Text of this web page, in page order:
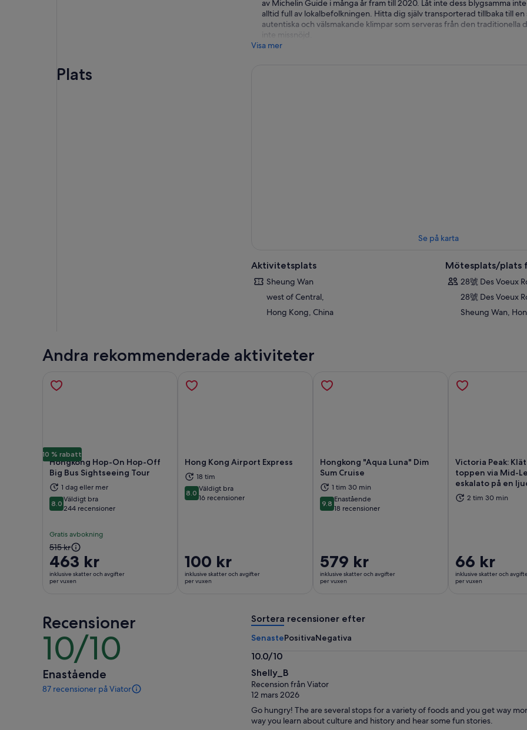
av Michelin Guide i många år fram till 2020. Låt inte dess blygsamma
alltid full av lokalbefolkningen. Hitta dig själv transporterad tillbaka till
autentiska och välsmakande klimpar som serveras från den traditionella
inte missnöjd.
Visa mer
Plats
Se på karta
Aktivitetsplats
Sheung Wan
west of Central,
Hong Kong, China
Mötesplats/plats
28號 Des Voeux
28號 Des Voeux
Sheung Wan,
Andra rekommenderade aktiviteter
10 % rabatt
Hongkong Hop-On Hop-Off
Big Bus Sightseeing Tour
1 dag eller mer
8.08.0 av 10
Väldigt bra
244 recensioner
Gratis avbokning
Tidigare
pris
var
515 kr
pris
463 kr
per
vuxen
515 kr
463 kr
inklusive skatter och avgifter
per vuxen
Hong Kong Airport Express
18 tim
8.08.0 av 10
Väldigt bra
16 recensioner
Priset
är
100 kr
100 kr
inklusive skatter och avgifter
per vuxen
Hongkong "Aqua Luna" Dim
Sum Cruise
1 tim 30 min
9.89.8 av 10
Enastående
18 recensioner
Priset
är
579 kr
579 kr
inklusive skatter och avgifter
per vuxen
Victoria Peak:
toppen via Mid-
eskalato på en
2 tim 30 min
Priset
är
66 kr
66 kr
inklusive skatter och
per vuxen
Recensioner
10/10
10
10
Enastående
87 recensioner på Viator
87
Sortera recensioner efter
SenastePositivaNegativa
10.0/10
10.0
av
10
Shelly_B
Recension från Viator
12 mars 2026
Go hungry! The are several stops for a variety of foods and you get way
way you learn about culture and history and hear some fun stories.